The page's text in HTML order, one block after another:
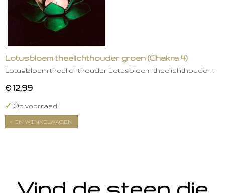
Lotusbloem theelichthouder groen (Chakra 4)
Lotusbloem theelichthouder Lotusbloem theelichthouder…
€ 12,99
✓ Op voorraad
IN WINKELWAGEN